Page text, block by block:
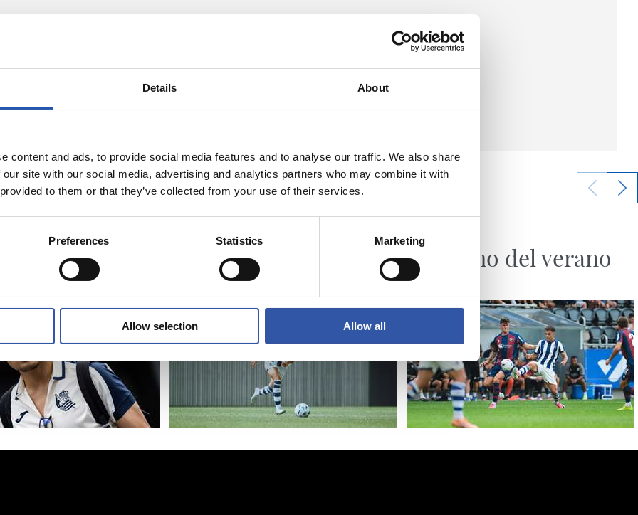
Details About
content and ads, to provide social media features and to analyse our traffic. We also share
site with our social media, advertising and analytics partners who may combine it with
to them or that they’ve collected from your use of their services.
Preferences Statistics Marketing
Allow selection Allow all
Un partido de
Champions
SANSE
El último del verano